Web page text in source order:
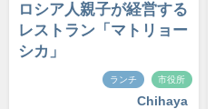
ロシア人親子が経営する
レストラン「マトリョー
シカ」
ランチ 市役所
Chihaya